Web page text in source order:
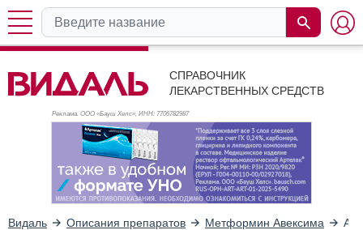
СПРАВОЧНИК
ЛЕКАРСТВЕННЫХ СРЕДСТВ
Реклама. ООО «Бауш Хелс», ИНН: 7706782987
Видаль Описания препаратов Метформин Авексима